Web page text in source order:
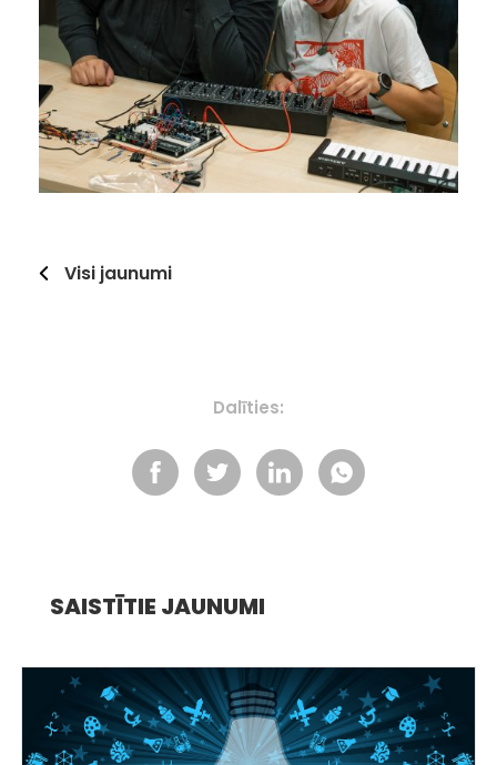
Visi jaunumi
Dalīties:
SAISTĪTIE JAUNUMI